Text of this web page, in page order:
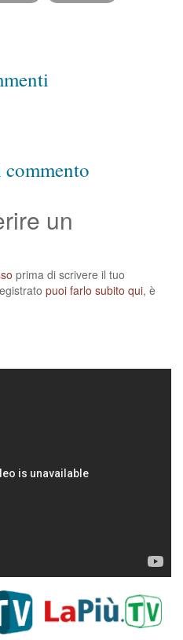
un
prima di scrivere il tuo
puoi farlo subito qui, è